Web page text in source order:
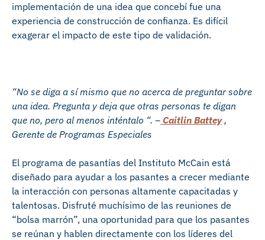
implementación de una idea que concebí fue una
experiencia de construcción de confianza. Es difícil
exagerar el impacto de este tipo de validación.
“No se diga a sí mismo que no acerca de preguntar sobre
una idea. Pregunta y deja que otras personas te digan
que no, pero al menos inténtalo “. – Caitlin Battey,
Gerente de Programas Especiales
El programa de pasantías del Instituto McCain está
diseñado para ayudar a los pasantes a crecer mediante
la interacción con personas altamente capacitadas y
talentosas. Disfruté muchísimo de las reuniones de
“bolsa marrón”, una oportunidad para que los pasantes
se reúnan y hablen directamente con los líderes del